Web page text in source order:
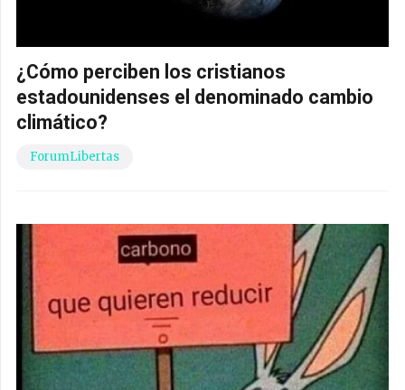
¿Cómo perciben los cristianos
estadounidenses el denominado cambio
climático?
ForumLibertas